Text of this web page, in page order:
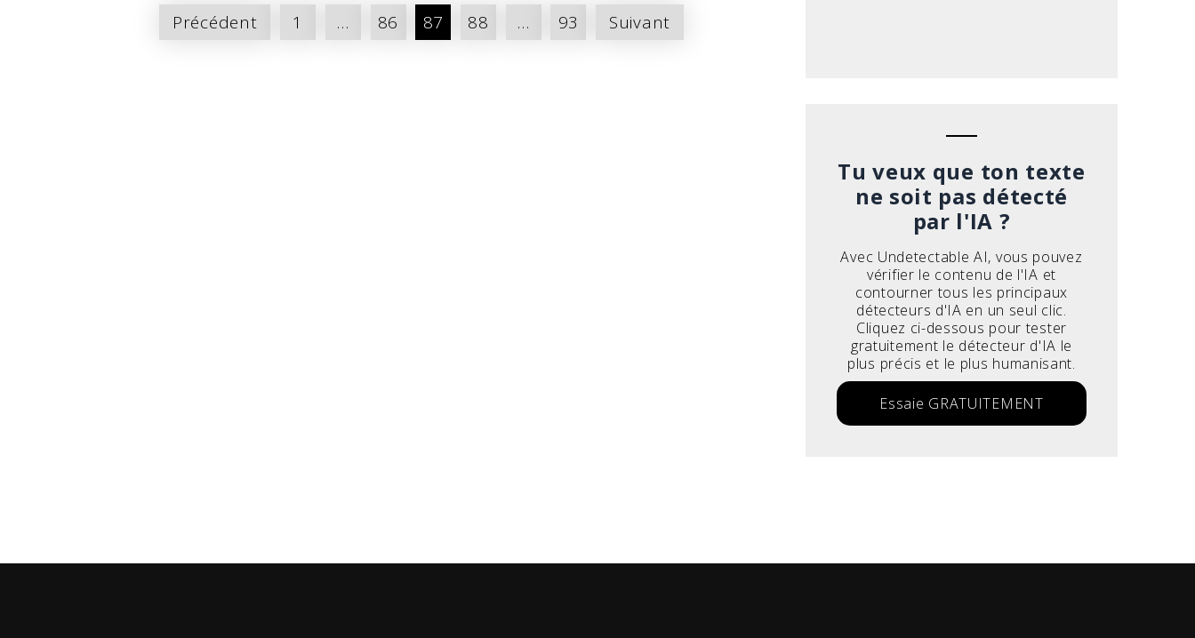
Pagination
Précédent 1 … 86 87 88 … 93 Suivant
Tu veux que ton texte
ne soit pas détecté
par l'IA ?
Avec Undetectable AI, vous pouvez
vérifier le contenu de l'IA et
contourner tous les principaux
détecteurs d'IA en un seul clic.
Cliquez ci-dessous pour tester
gratuitement le détecteur d'IA le
plus précis et le plus humanisant.
Essaie GRATUITEMENT